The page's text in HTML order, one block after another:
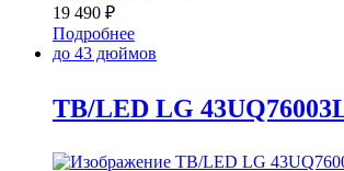
19 490 ₽
Подробнее
до 43 дюймов
TB/LED LG